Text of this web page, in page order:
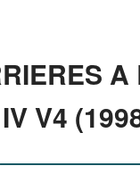
A
V4